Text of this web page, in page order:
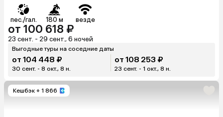
пес./гал. 180 м везде
от 100 618 ₽
23 сент. - 29 сент., 6 ночей
Выгодные туры на соседние даты
от 104 448 ₽
30 сент. - 8 окт., 8 н.
от 108 253 ₽
23 сент. - 1 окт., 8 н.
Кешбэк + 1 866